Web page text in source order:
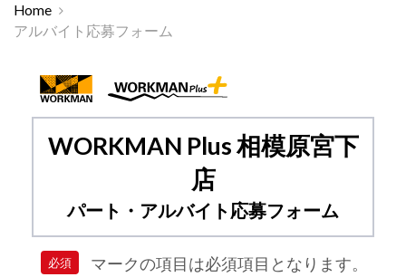
Home
アルバイト応募フォーム
WORKMAN Plus 相模原宮下
店
パート・アルバイト応募フォーム
必須
マークの項目は必須項目となります。